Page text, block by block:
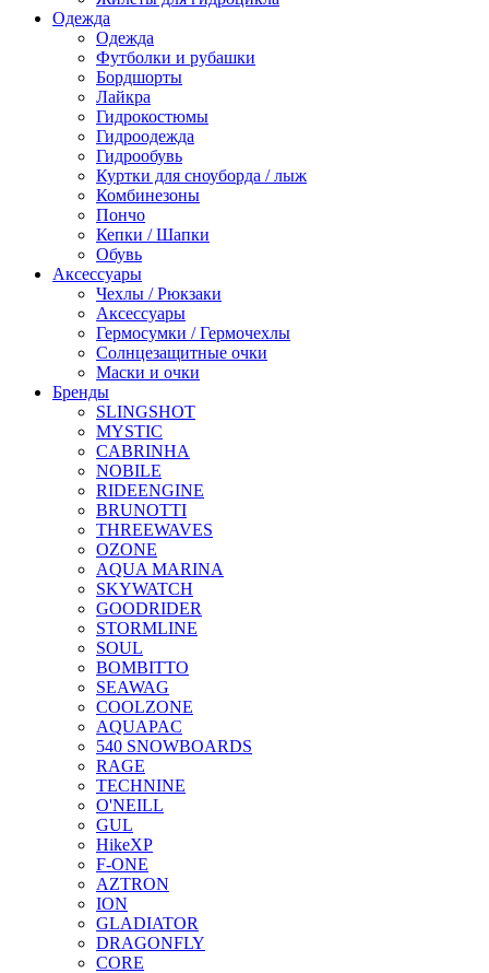
Одежда
Одежда
Футболки и рубашки
Бордшорты
Лайкра
Гидрокостюмы
Гидроодежда
Гидрообувь
Куртки для сноуборда / лыж
Комбинезоны
Пончо
Кепки / Шапки
Обувь
Аксессуары
Чехлы / Рюкзаки
Аксессуары
Гермосумки / Гермочехлы
Солнцезащитные очки
Маски и очки
Бренды
SLINGSHOT
MYSTIC
CABRINHA
NOBILE
RIDEENGINE
BRUNOTTI
THREEWAVES
OZONE
AQUA MARINA
SKYWATCH
GOODRIDER
STORMLINE
SOUL
BOMBITTO
SEAWAG
COOLZONE
AQUAPAC
540 SNOWBOARDS
RAGE
TECHNINE
O'NEILL
GUL
HikeXP
F-ONE
AZTRON
ION
GLADIATOR
DRAGONFLY
CORE